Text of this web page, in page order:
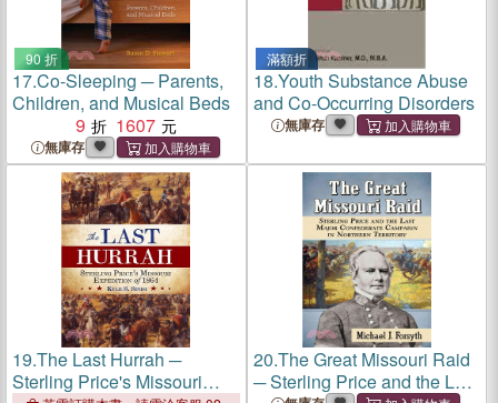
90 折
17.Co-Sleeping ─ Parents,
Children, and Musical Beds
9
1607
無庫存
滿額折
18.Youth Substance Abuse
and Co-Occurring Disorders
無庫存
19.The Last Hurrah ─
Sterling Price's Missouri
20.The Great Missouri Raid
─ Sterling Price and the Last